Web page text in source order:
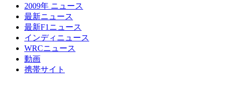
2009年 ニュース
最新ニュース
最新F1ニュース
インディニュース
WRCニュース
動画
携帯サイト